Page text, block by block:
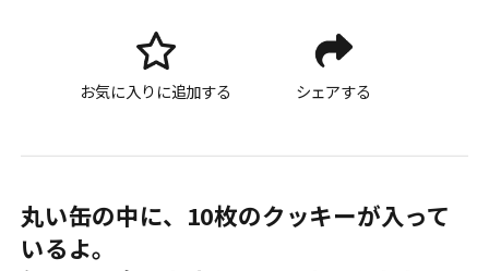
お気に入りに追加する シェアする
丸い缶の中に、10枚のクッキーが入って
いるよ。